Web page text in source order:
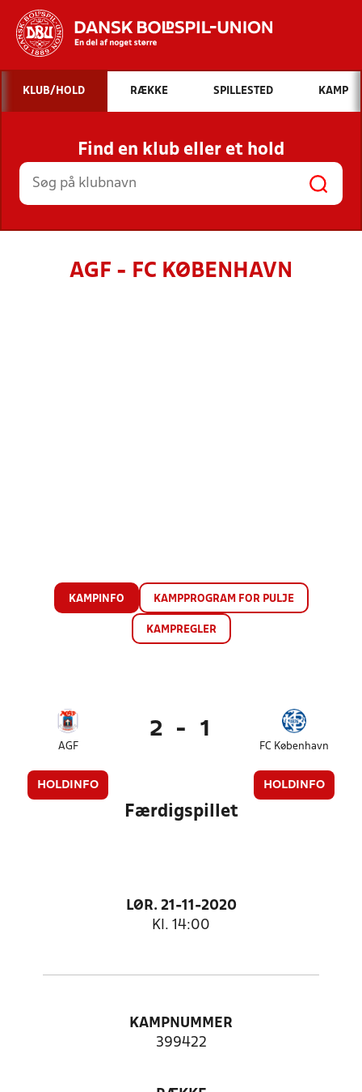
Hvad vil du søge efter?
INDHOLD OG NYHEDER
STILLINGER, RESULTATER, KLUBBER OG
HOLD
KLUB/HOLD RÆKKE SPILLESTED KAMP
Find en klub eller et hold
AGF - FC KØBENHAVN
KAMPINFO KAMPPROGRAM FOR PULJE
KAMPREGLER
AGF
HOLDINFO
2 - 1
FC København
HOLDINFO
Færdigspillet
LØR. 21-11-2020
Kl. 14:00
KAMPNUMMER
399422